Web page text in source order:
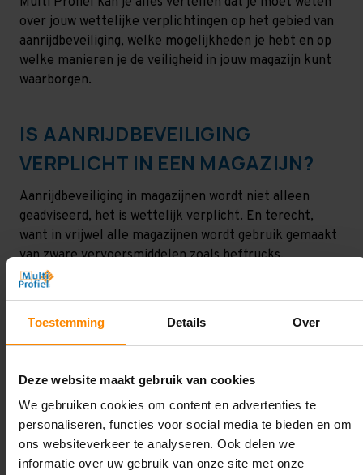
Toestemming Details Over
Deze website maakt gebruik van cookies
We gebruiken cookies om content en advertenties te
personaliseren, functies voor social media te bieden en om
ons websiteverkeer te analyseren. Ook delen we
informatie over uw gebruik van onze site met onze
over jouw wettelijke verplichtingen op het gebied van
aanrijdbeveiliging, welke mogelijkheden je hebt en op
welke manieren je de veiligheid in jouw magazijn kunt
waarborgen.
IS AANRIJDBEVEILIGING
VERPLICHT IN EEN MAGAZIJN?
Aanrijdbeveiliging in magazijnen wordt niet alleen
geadviseerd, het is wettelijk verplicht. En terecht,
want in vrijwel alle magazijnen wordt gebruik gemaakt
van zware vervoersmiddelen zoals heftrucks,
reachtrucks en palletwagens, die zonder
bovendien snel hun draagkracht verliezen, waardoor
aanrijdbeveiliging voorkom je dat er gevaarlijke
situaties ontstaan voor de medewerkers én voorkom je
kosten die gepaard gaan met aanrijdschade. Daarnaast
blijft naleving van de relevante Arbowetgeving
gewaarborgd.